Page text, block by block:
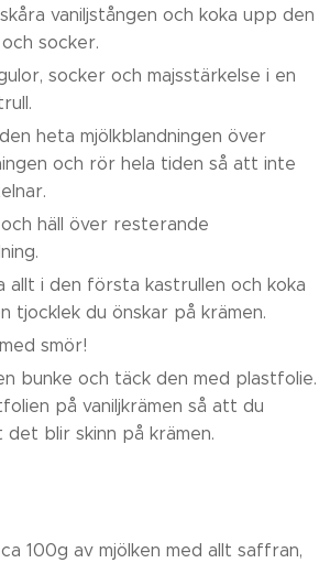
vaniljstången och koka upp den
socker.
socker och majsstärkelse i en
heta mjölkblandningen över
och rör hela tiden så att inte
häll över resterande
allt i den första kastrullen och koka
tjocklek du önskar på krämen.
smör!
bunke och täck den med plastfolie.
på vaniljkrämen så att du
blir skinn på krämen.
100g av mjölken med allt saffran,